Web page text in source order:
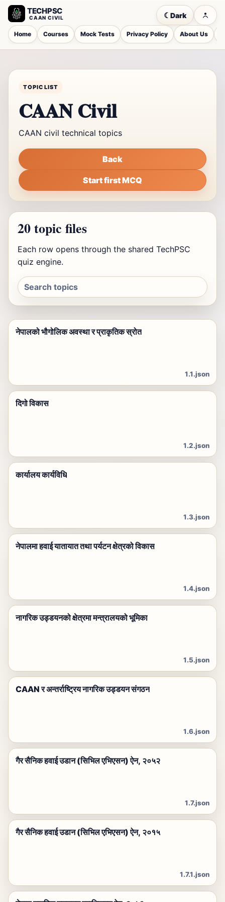
TECHPSC
CAAN CIVIL
Home Courses Mock Tests Privacy Policy About Us
☾ Dark
TOPIC LIST
CAAN Civil
CAAN civil technical topics
Back
Start first MCQ
20 topic files
Each row opens through the shared TechPSC
quiz engine.
नेपालको भौगोलिक अवस्था र प्राकृतिक स्रोत
1.1.json
दिगो विकास
1.2.json
कार्यालय कार्यविधि
1.3.json
नेपालमा हवाई यातायात तथा पर्यटन क्षेत्रको विकास
1.4.json
नागरिक उड्डयनको क्षेत्रमा मन्त्रालयको भूमिका
1.5.json
CAAN र अन्तर्राष्ट्रिय नागरिक उड्डयन संगठन
1.6.json
गैर सैनिक हवाई उडान (सिभिल एभिएसन) ऐन, २०५२
1.7.json
गैर सैनिक हवाई उडान (सिभिल एभिएसन) ऐन, २०१५
1.7.1.json